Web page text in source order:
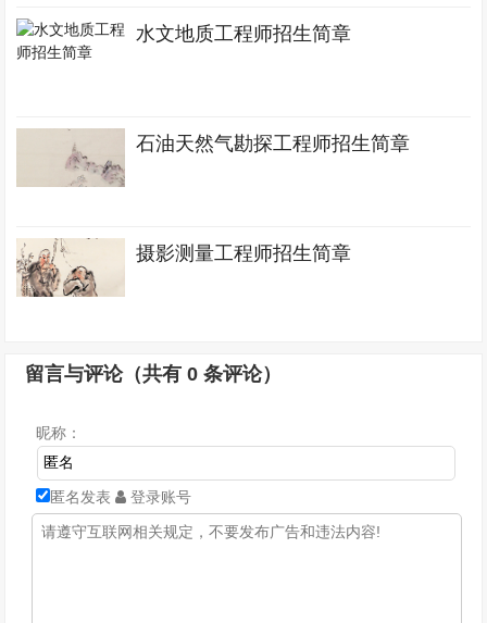
水文地质工程师招生简章
石油天然气勘探工程师招生简章
摄影测量工程师招生简章
留言与评论（共有0 条评论）
昵称：
匿名发表 登录账号